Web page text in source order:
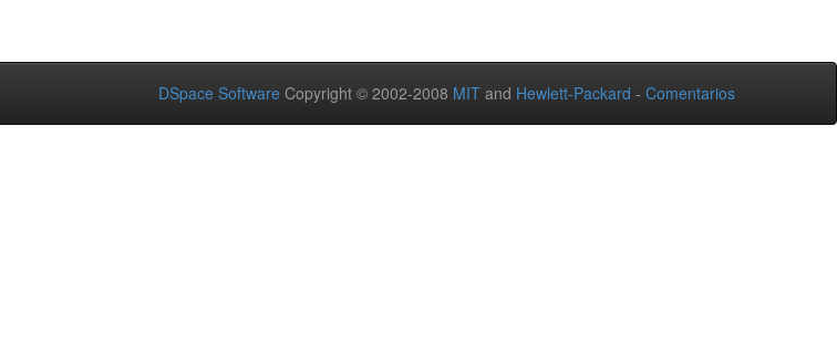
DSpace Software Copyright © 2002-2008 MIT and Hewlett-Packard - Comentarios